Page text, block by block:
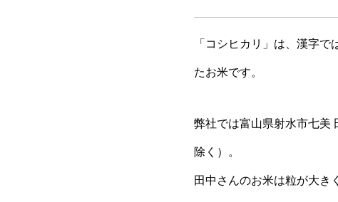
「コシヒカリ」は、漢字
たお米です。
弊社では富山県射水市七美
除く）。
田中さんのお米は粒が大き